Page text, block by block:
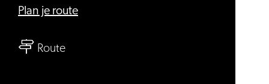
Plan je routenaar
Routenaar